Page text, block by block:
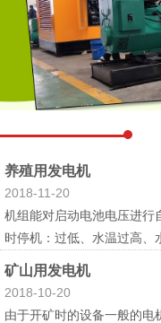
养殖用发电机
2018-11-20
机组能对启动电池电压进行
时停机：过低、水温过高、
信号；机组在无人值守的
矿山用发电机
2018-10-20
由于开矿时的设备一般的